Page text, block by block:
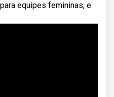
equipes femininas, e